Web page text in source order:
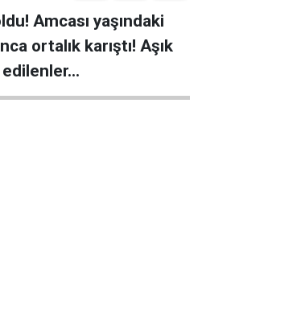
Amcası yaşındaki
ortalık karıştı! Aşık
edilenler…